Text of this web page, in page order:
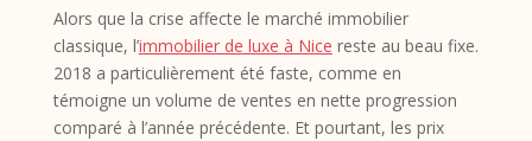
Alors que la crise affecte le marché immobilier
classique, l’immobilier de luxe à Nice reste au beau fixe.
2018 a particulièrement été faste, comme en
témoigne un volume de ventes en nette progression
comparé à l’année précédente. Et pourtant, les prix